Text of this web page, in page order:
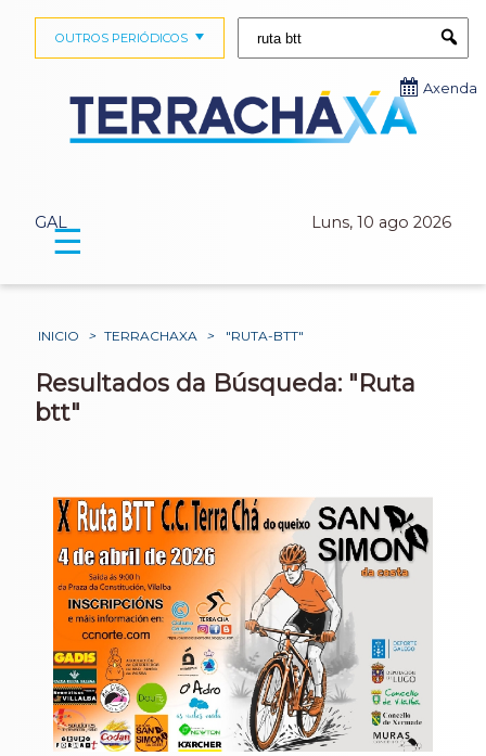
GAL Luns, 10 ago 2026
OUTROS PERIÓDICOS
Axenda
☰
INICIO > TERRACHAXA > "RUTA-BTT"
Resultados da Búsqueda: "Ruta
btt"